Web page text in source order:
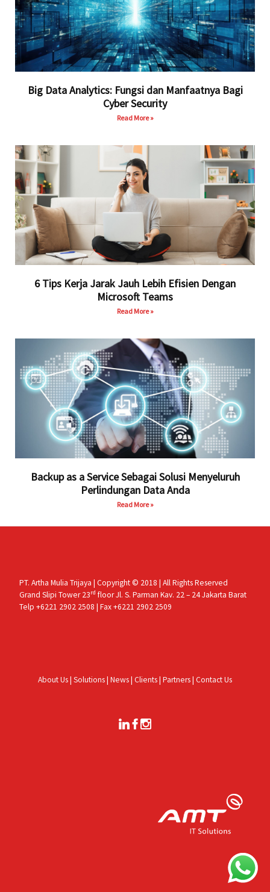
Big Data Analytics: Fungsi dan Manfaatnya Bagi
Cyber Security
Read More »
6 Tips Kerja Jarak Jauh Lebih Efisien Dengan
Microsoft Teams
Read More »
Backup as a Service Sebagai Solusi Menyeluruh
Perlindungan Data Anda
Read More »
PT. Artha Mulia Trijaya | Copyright © 2018 | All Rights Reserved
Grand Slipi Tower 23rd floor Jl. S. Parman Kav. 22 – 24 Jakarta Barat
Telp +6221 2902 2508 | Fax +6221 2902 2509
About Us| Solutions| News| Clients| Partners| Contact Us